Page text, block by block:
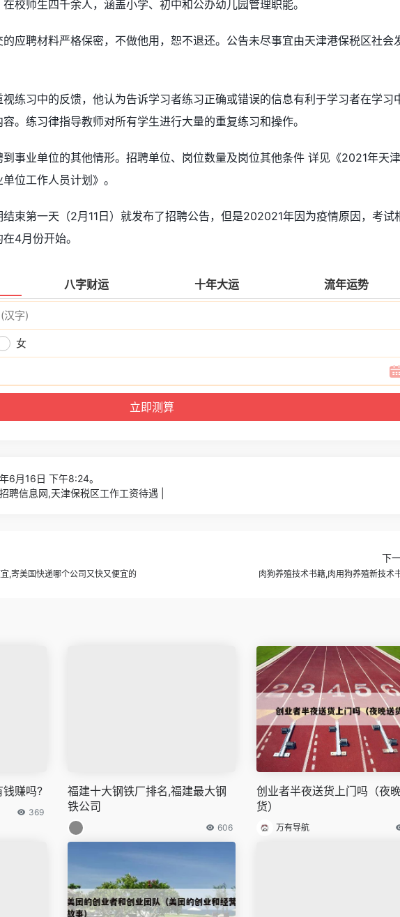
校师生四千余人，涵盖小学、初中和公办幼儿园管理职能。
应聘材料严格保密，不做他用，恕不退还。公告未尽事宜由天津港保税区社会
练习中的反馈，他认为告诉学习者练习正确或错误的信息有利于学习者在学习
。练习律指导教师对所有学生进行大量的重复练习和操作。
事业单位的其他情形。招聘单位、岗位数量及岗位其他条件 详见《2021年天津
位工作人员计划》。
束第一天（2月11日）就发布了招聘公告，但是202021年因为疫情原因，考试
4月份开始。
八字财运 十年大运 流年运势
女
6月16日 下午8:24。
聘信息网,天津保税区工作工资待遇 |
,寄美国快递哪个公司又快又便宜的
下
肉狗养殖技术书籍,肉用狗养殖新技术
钱赚吗?
369
福建十大钢铁厂排名,福建最大钢
铁公司
606
创业者半夜送货上门吗（夜
货）
万有导航